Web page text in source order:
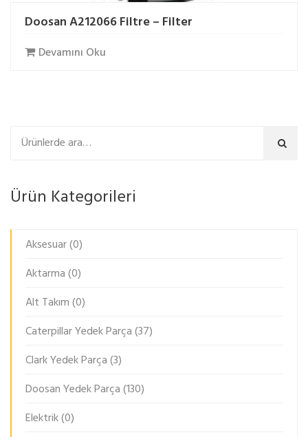
Doosan A212066 Filtre – Filter
Devamını Oku
Ara
Ürün Kategorileri
Aksesuar(0)
Aktarma(0)
Alt Takım(0)
Caterpillar Yedek Parça(37)
Clark Yedek Parça(3)
Doosan Yedek Parça(130)
Elektrik(0)